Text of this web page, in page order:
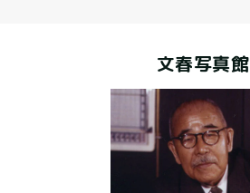
文春写真館